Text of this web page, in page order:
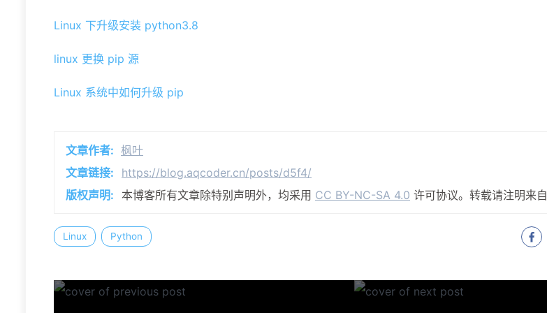
Linux 下升级安装 python3.8
linux 更换 pip 源
Linux 系统中如何升级 pip
文章作者: 枫叶
文章链接:
https://blog.aqcoder.cn/posts/d5f4/
版权声明: 本博客所有文章除特别声明外，均采用 CC BY-NC-SA 4.0 许可协议。转载请注明来自
Linux Python